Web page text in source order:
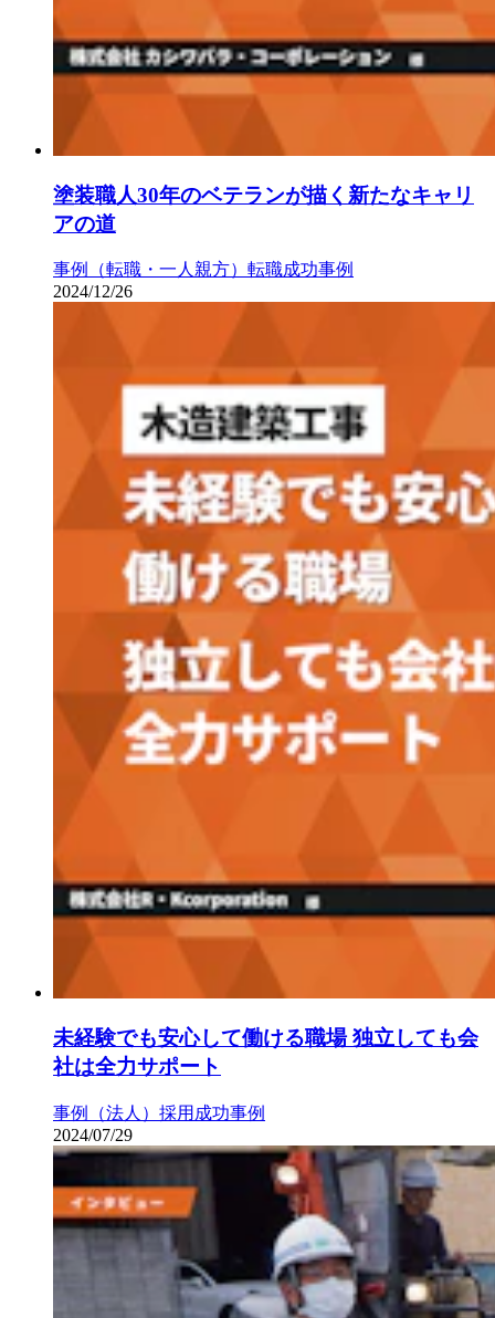
塗装職人30年のベテランが描く新たなキャリ
アの道
事例（転職・一人親方） 転職成功事例
2024/12/26
未経験でも安心して働ける職場 独立しても会
社は全力サポート
事例（法人） 採用成功事例
2024/07/29